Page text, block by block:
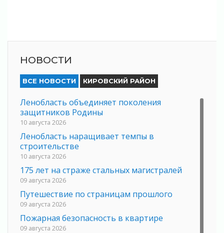
НОВОСТИ
ВСЕ НОВОСТИ КИРОВСКИЙ РАЙОН
Ленобласть объединяет поколения
защитников Родины
10 августа 2026
Ленобласть наращивает темпы в
строительстве
10 августа 2026
175 лет на страже стальных магистралей
09 августа 2026
Путешествие по страницам прошлого
09 августа 2026
Пожарная безопасность в квартире
09 августа 2026